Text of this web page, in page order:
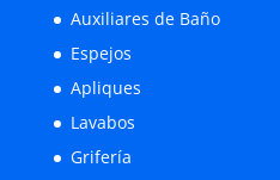
Auxiliares de Baño
Espejos
Apliques
Lavabos
Grifería